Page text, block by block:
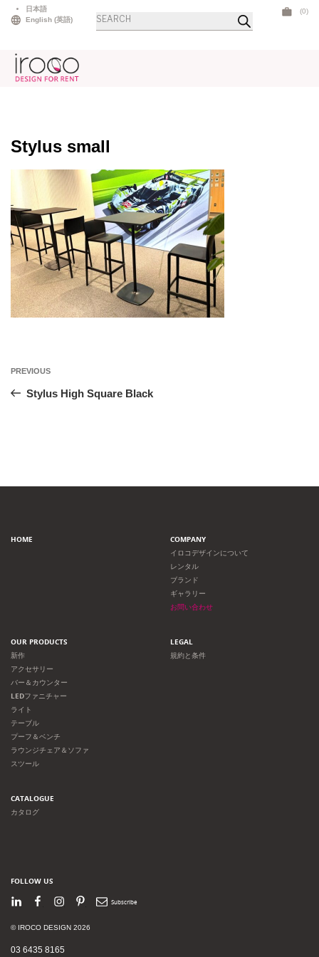
日本語
English (英語)
商
品
(0)
Stylus small
投
稿
ゲ
シ
Previous
PREVIOUS
Stylus High Square Black
HOME
COMPANY
イロコデザインについて
レンタル
ブランド
ギャラリー
お問い合わせ
OUR PRODUCTS
新作
アクセサリー
バー＆カウンター
LEDファニチャー
ライト
テーブル
プーフ＆ベンチ
ラウンジチェア＆ソファ
スツール
LEGAL
規約と条件
CATALOGUE
カタログ
FOLLOW US
LinkedInFacebook
Instagram
PinterestNewsletter
© IROCO DESIGN 2026
03 6435 8165